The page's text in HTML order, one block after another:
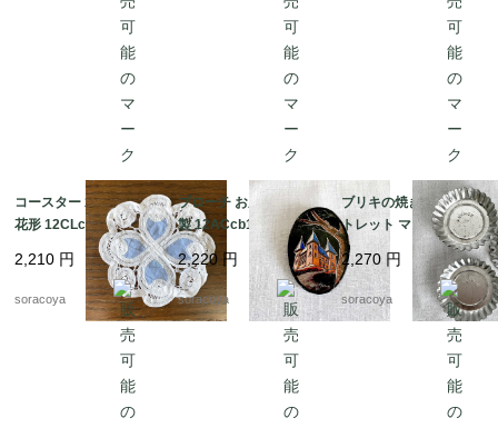
コースター 水色生地 お
花形 12CLce12-4
2,210 円
soracoya
ブローチ お屋敷の絵 木
製 12ACcb16-4
2,220 円
soracoya
ブリキの焼き型 タル
トレット マドレーヌ 8.
5cm 12KWcn78-2
2,270 円
soracoya